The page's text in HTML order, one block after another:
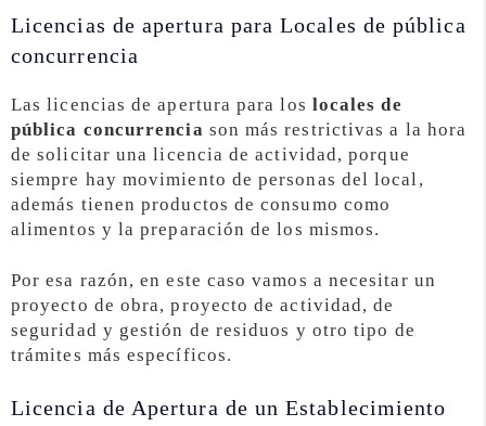
Licencias de apertura para Locales de pública
concurrencia
Las licencias de apertura para los locales de
pública concurrencia son más restrictivas a la hora
de solicitar una licencia de actividad, porque
siempre hay movimiento de personas del local,
además tienen productos de consumo como
alimentos y la preparación de los mismos.
Por esa razón, en este caso vamos a necesitar un
proyecto de obra, proyecto de actividad, de
seguridad y gestión de residuos y otro tipo de
trámites más específicos.
Licencia de Apertura de un Establecimiento